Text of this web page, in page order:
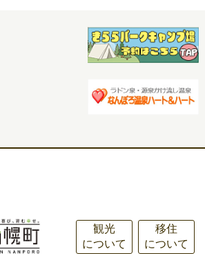
観光
について
移住
について